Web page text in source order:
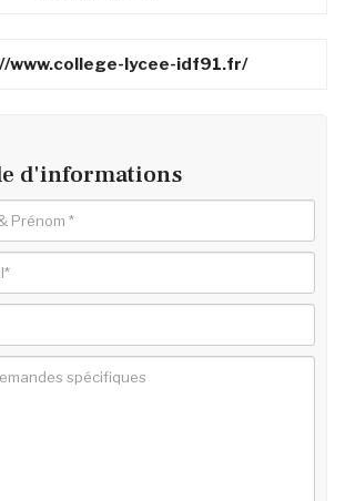
www.college-lycee-idf91.fr/
d'informations